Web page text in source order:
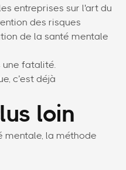
entreprises sur l'art du
des risques
de la santé mentale
une fatalité.
c’est déjà
loin
mentale, la méthode